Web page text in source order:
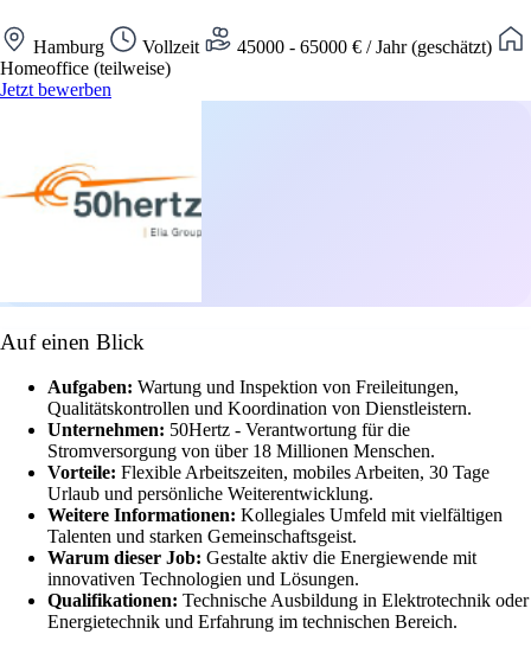
Hamburg Vollzeit
45000 - 65000 € / Jahr (geschätzt)
Homeoffice (teilweise)
Jetzt bewerben
Auf einen Blick
Aufgaben: Wartung und Inspektion von Freileitungen,
Qualitätskontrollen und Koordination von Dienstleistern.
Unternehmen: 50Hertz - Verantwortung für die
Stromversorgung von über 18 Millionen Menschen.
Vorteile: Flexible Arbeitszeiten, mobiles Arbeiten, 30 Tage
Urlaub und persönliche Weiterentwicklung.
Weitere Informationen: Kollegiales Umfeld mit vielfältigen
Talenten und starken Gemeinschaftsgeist.
Warum dieser Job: Gestalte aktiv die Energiewende mit
innovativen Technologien und Lösungen.
Qualifikationen: Technische Ausbildung in Elektrotechnik oder
Energietechnik und Erfahrung im technischen Bereich.